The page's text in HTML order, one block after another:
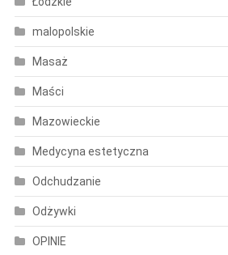
malopolskie
Masaż
Maści
Mazowieckie
Medycyna estetyczna
Odchudzanie
Odżywki
OPINIE